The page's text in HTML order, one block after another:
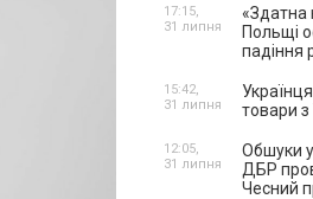
«Здатна
Польщі
падіння
17:15,
31 липня
товари
15:42,
31 липня
Обшуки
ДБР
Чесний
12:05,
31 липня